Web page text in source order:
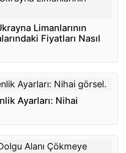
Limanlarının
Fiyatları Nasıl
Ayarları: Nihai